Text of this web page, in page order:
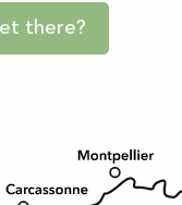
there?